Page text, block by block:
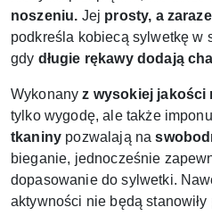
noszeniu. Jej prosty, a
podkreśla kobiecą sylwetkę w
gdy długie rękawy dodają
Wykonanyz wysokiej jakości
tylko wygodę, ale także
tkaniny pozwalają na
bieganie, jednocześnie
dopasowanie do sylwetki.
aktywności nie będą stanowiły